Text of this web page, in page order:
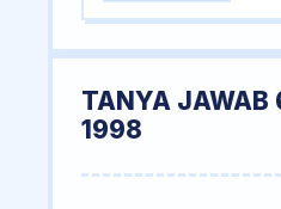
TANYA JAWAB
1998